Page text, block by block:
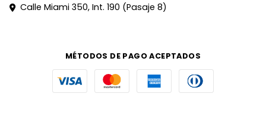
Calle Miami 350, Int. 190 (Pasaje 8)
MÉTODOS DE PAGO ACEPTADOS